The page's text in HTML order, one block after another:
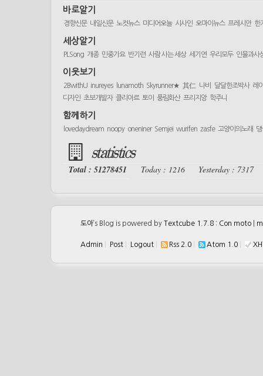
바로알기
경향신문 내일신문 노컷뉴스 미디어오늘 시사인 오마이뉴스 프레시안 한
세상알기
PLSong 개종 민중가요 반기련 사람 사는 세상 세기연 우리모두 인물과사
이웃보기
2BwithU inureyes lunamoth Skyrunner★ 其仁 나비 달달한조박사 레
디자인 초보개발자 클리아르 토이 풍림화산 프리지앙 학주니
함께하기
lovedaydream noopy oneniner Semjei wurifen zasfe 고양이의노래
statistics
Total : 51278451 Today : 1216 Yesterday : 7317
도아’s Blog is powered by Textcube 1.7.8 : Con moto
Admin Post Logout Rss 2.0 Atom 1.0